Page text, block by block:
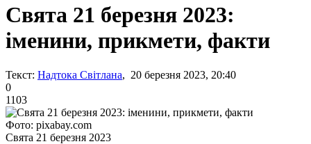
Свята 21 березня 2023:
іменини, прикмети, факти
Текст: Надтока Світлана, 20 березня 2023, 20:40
0
1103
Фото: pixabay.com
Свята 21 березня 2023